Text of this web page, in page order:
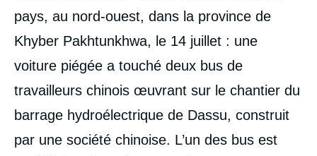
pays, au nord-ouest, dans la province de
Khyber Pakhtunkhwa, le 14 juillet : une
voiture piégée a touché deux bus de
travailleurs chinois œuvrant sur le chantier du
barrage hydroélectrique de Dassu, construit
par une société chinoise. L’un des bus est